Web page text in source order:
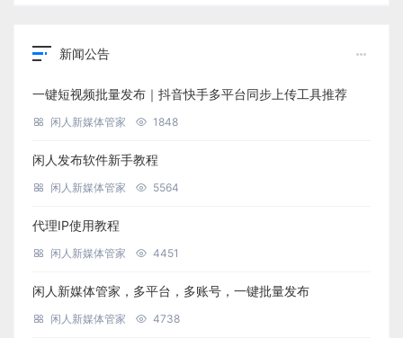
新闻公告
一键短视频批量发布｜抖音快手多平台同步上传工具推荐
闲人新媒体管家 1848
闲人发布软件新手教程
闲人新媒体管家 5564
代理IP使用教程
闲人新媒体管家 4451
闲人新媒体管家，多平台，多账号，一键批量发布
闲人新媒体管家 4738